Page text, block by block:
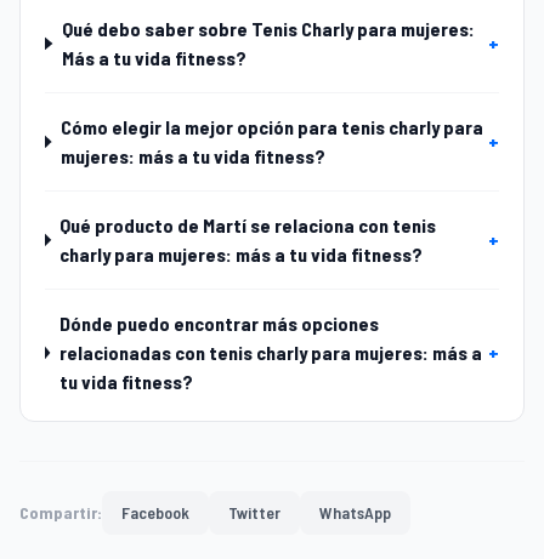
Qué debo saber sobre Tenis Charly para mujeres:
Más a tu vida fitness?
+
Cómo elegir la mejor opción para tenis charly para
mujeres: más a tu vida fitness?
+
Qué producto de Martí se relaciona con tenis
charly para mujeres: más a tu vida fitness?
+
Dónde puedo encontrar más opciones
relacionadas con tenis charly para mujeres: más a
tu vida fitness?
+
Compartir: Facebook Twitter WhatsApp